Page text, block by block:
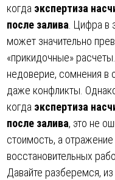
когда экспертиза
после залива . Цифра в
может значительно
«прикидочные»
недоверие, сомнения в
даже конфликты.
когда экспертиза
после залива, это не
стоимость, а
восстановительных
Давайте разберемся,